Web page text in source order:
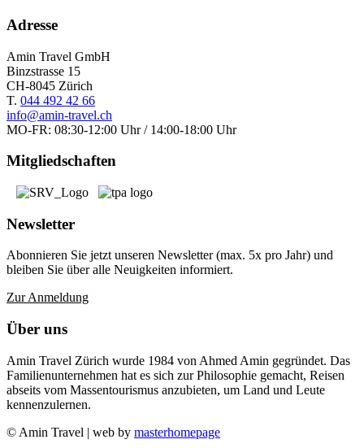
Adresse
Amin Travel GmbH
Binzstrasse 15
CH-8045 Zürich
T. 044 492 42 66
info@amin-travel.ch
MO-FR: 08:30-12:00 Uhr / 14:00-18:00 Uhr
Mitgliedschaften
Newsletter
Abonnieren Sie jetzt unseren Newsletter (max. 5x pro Jahr) und
bleiben Sie über alle Neuigkeiten informiert.
Zur Anmeldung
Über uns
Amin Travel Zürich wurde 1984 von Ahmed Amin gegründet. Das
Familienunternehmen hat es sich zur Philosophie gemacht, Reisen
abseits vom Massentourismus anzubieten, um Land und Leute
kennenzulernen.
© Amin Travel | web by masterhomepage